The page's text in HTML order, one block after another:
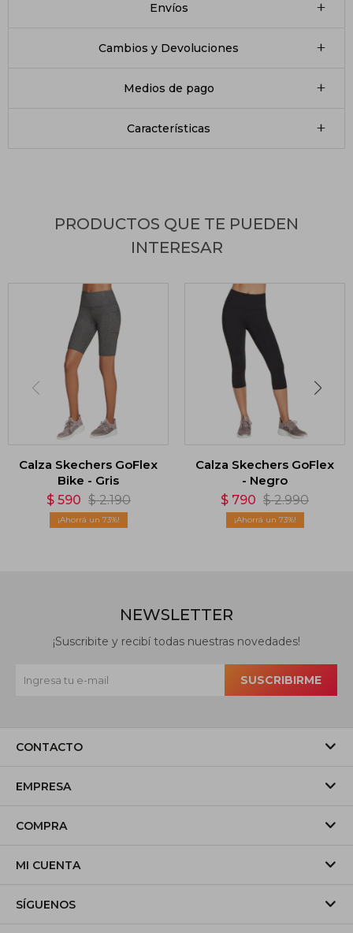
Envíos
Cambios y Devoluciones
Medios de pago
Características
PRODUCTOS QUE TE PUEDEN
INTERESAR
Calza Skechers GoFlex
Bike - Gris
$ 590 $ 2.190
73
Calza Skechers GoFlex
- Negro
$ 790 $ 2.990
73
CONTACTO
EMPRESA
COMPRA
MI CUENTA
SÍGUENOS
NEWSLETTER
¡Suscribite y recibí todas nuestras novedades!
SUSCRIBIRME